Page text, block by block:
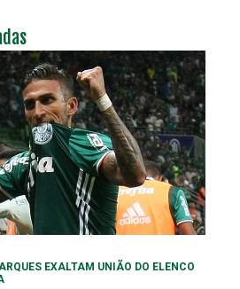
EXALTAM UNIÃO DO ELENCO